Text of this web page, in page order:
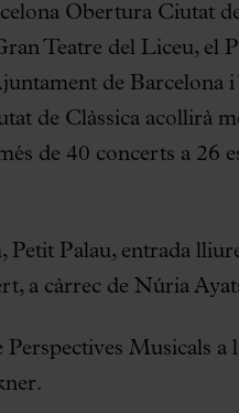
Obertura Ciutat de
Teatre del Liceu, el
de Barcelona
de Clàssica acollirà
de 40 concerts a 26
Petit Palau, entrada
a càrrec de Núria
Perspectives Musicals a